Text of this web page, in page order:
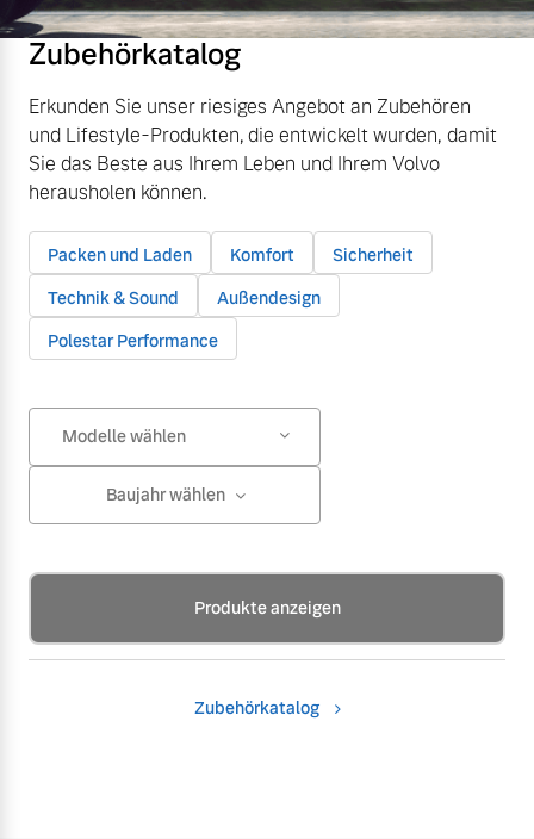
Zubehörkatalog
Erkunden Sie unser riesiges Angebot an Zubehören
und Lifestyle-Produkten, die entwickelt wurden, damit
Sie das Beste aus Ihrem Leben und Ihrem Volvo
herausholen können.
Packen und Laden Komfort
Sicherheit
Technik & Sound
Außendesign
Polestar Performance
Modelle wählen
Baujahr wählen
Produkte anzeigen
Zubehörkatalog